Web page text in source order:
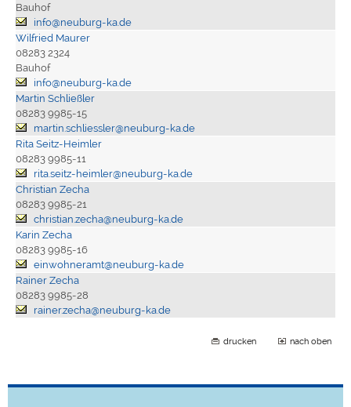
Bauhof
info@neuburg-ka.de
Wilfried Maurer
08283 2324
Bauhof
info@neuburg-ka.de
Martin Schließler
08283 9985-15
martin.schliessler@neuburg-ka.de
Rita Seitz-Heimler
08283 9985-11
rita.seitz-heimler@neuburg-ka.de
Christian Zecha
08283 9985-21
christian.zecha@neuburg-ka.de
Karin Zecha
08283 9985-16
einwohneramt@neuburg-ka.de
Rainer Zecha
08283 9985-28
rainer.zecha@neuburg-ka.de
drucken nach oben